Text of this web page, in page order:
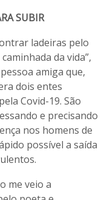
SUBIR
ladeiras pelo
da vida”,
amiga que,
dois entes
Covid-19. São
e precisando
nos homens de
possível a saída
me veio a